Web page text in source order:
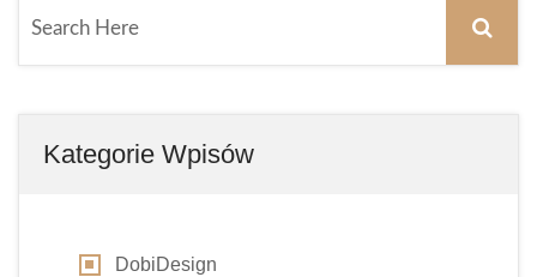
Kategorie Wpisów
DobiDesign